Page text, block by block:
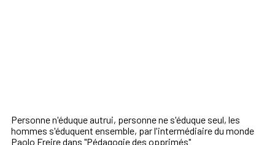
Personne n'éduque autrui, personne ne s'éduque seul, les
hommes s'éduquent ensemble, par l'intermédiaire du monde
Paolo Freire dans "Pédagogie des opprimés"